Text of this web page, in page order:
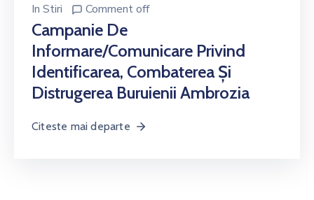
COMUNEI
MICĂSASA
In Stiri Comment off
Campanie De
Informare/comunicare Privind
Identificarea, Combaterea Și
Distrugerea Buruienii Ambrozia
Citeste mai departe